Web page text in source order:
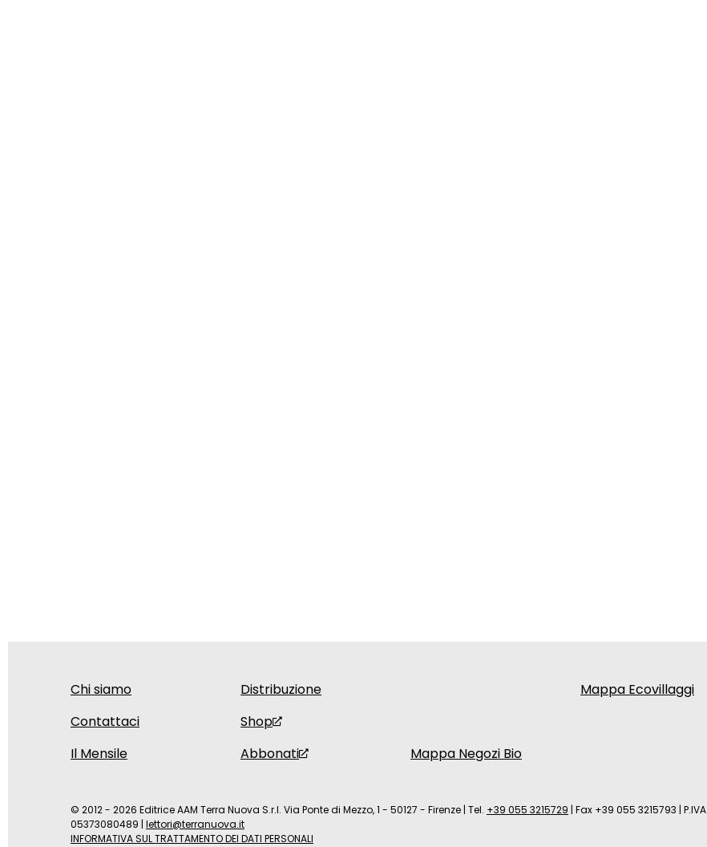
Chi siamo
Contattaci
Il Mensile
Distribuzione
Shop
Abbonati
Mappa Negozi Bio
Mappa Ecovillaggi
© 2012 - 2026 Editrice AAM Terra Nuova S.r.l. Via Ponte di Mezzo, 1 - 50127 - Firenze | Tel. +39 055 3215729 | Fax +39 055 3215793 | P.IVA
05373080489 | lettori@terranuova.it
INFORMATIVA SUL TRATTAMENTO DEI DATI PERSONALI